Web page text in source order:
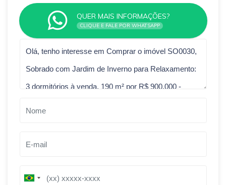
QUER MAIS INFORMAÇÕES?
CLIQUE E FALE POR WHATSAPP
B